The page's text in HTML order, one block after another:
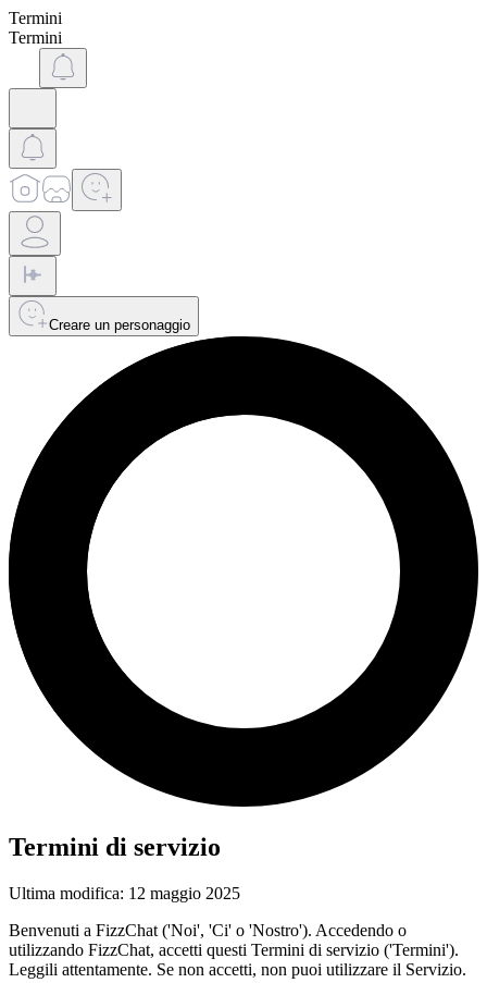
Termini
Termini
Creare un personaggio
Termini di servizio
Ultima modifica: 12 maggio 2025
Benvenuti a FizzChat ('Noi', 'Ci' o 'Nostro'). Accedendo o
utilizzando FizzChat, accetti questi Termini di servizio ('Termini').
Leggili attentamente. Se non accetti, non puoi utilizzare il Servizio.